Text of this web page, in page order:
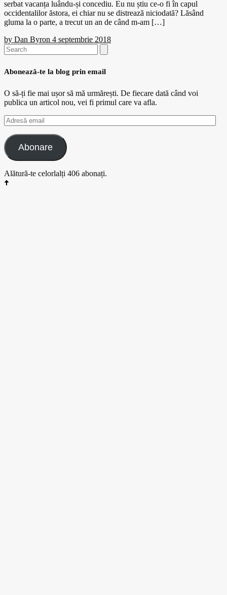
serbat vacanța luându-și concediu. Eu nu știu ce-o fi în capul
occidentalilor ăstora, ei chiar nu se distrează niciodată? Lăsând
gluma la o parte, a trecut un an de când m-am […]
by Dan Byron 4 septembrie 2018
Search
for:
Abonează-te la blog prin email
O să-ți fie mai ușor să mă urmărești. De fiecare dată când voi
publica un articol nou, vei fi primul care va afla.
Adresă
email
Abonare
Alătură-te celorlalți 406 abonați.